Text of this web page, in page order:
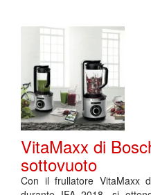
VitaMaxx di
sottovuoto
Con il frullatore VitaMaxx